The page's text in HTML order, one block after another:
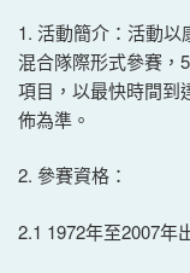
1. 活動簡介：活動
混合隊際形式參賽，
項目，以最快時間到
佈為準。
2. 參賽資格：
2.1 1972年至2007年